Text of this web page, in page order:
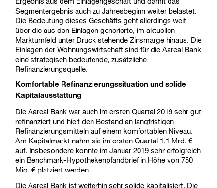
Segmentergebnis auch zu Jahresbeginn weiter belastet.
Die Bedeutung dieses Geschäfts geht allerdings weit
über die aus den Einlagen generierte, im aktuellen
Marktumfeld unter Druck stehende Zinsmarge hinaus. Die
Einlagen der Wohnungswirtschaft sind für die Aareal Bank
eine strategisch bedeutende, zusätzliche
Refinanzierungsquelle.
Komfortable Refinanzierungssituation und solide
Kapitalausstattung
Die Aareal Bank war auch im ersten Quartal 2019 sehr gut
refinanziert und hielt den Bestand an langfristigen
Refinanzierungsmitteln auf einem komfortablen Niveau.
Am Kapitalmarkt nahm sie im ersten Quartal 1,1 Mrd. €
auf. Insbesondere konnte im Januar 2019 sehr erfolgreich
ein Benchmark-Hypothekenpfandbrief in Höhe von 750
Mio. € platziert werden.
Die Aareal Bank ist weiterhin sehr solide kapitalisiert. Die